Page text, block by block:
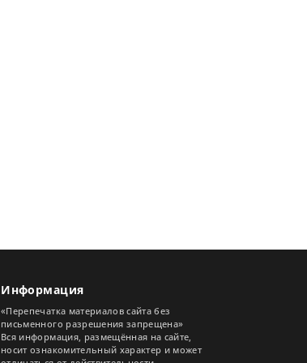
Информация
«Перепечатка материалов сайта без
письменного разрешения запрещена»
Вся информация, размещённая на сайте,
носит ознакомительный характер и может